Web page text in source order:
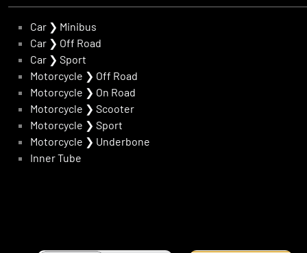
Car ❯ Minibus
Car ❯ Off Road
Car ❯ Sport
Motorcycle ❯ Off Road
Motorcycle ❯ On Road
Motorcycle ❯ Scooter
Motorcycle ❯ Sport
Motorcycle ❯ Underbone
Inner Tube